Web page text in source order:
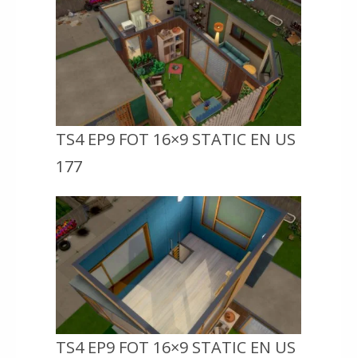
TS4 EP9 FOT 16×9 STATIC EN US
177
TS4 EP9 FOT 16×9 STATIC EN US